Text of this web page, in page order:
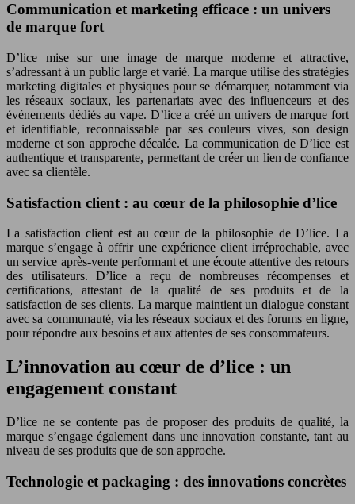
Communication et marketing efficace : un univers
de marque fort
D’lice mise sur une image de marque moderne et attractive,
s’adressant à un public large et varié. La marque utilise des stratégies
marketing digitales et physiques pour se démarquer, notamment via
les réseaux sociaux, les partenariats avec des influenceurs et des
événements dédiés au vape. D’lice a créé un univers de marque fort
et identifiable, reconnaissable par ses couleurs vives, son design
moderne et son approche décalée. La communication de D’lice est
authentique et transparente, permettant de créer un lien de confiance
avec sa clientèle.
Satisfaction client : au cœur de la philosophie d’lice
La satisfaction client est au cœur de la philosophie de D’lice. La
marque s’engage à offrir une expérience client irréprochable, avec
un service après-vente performant et une écoute attentive des retours
des utilisateurs. D’lice a reçu de nombreuses récompenses et
certifications, attestant de la qualité de ses produits et de la
satisfaction de ses clients. La marque maintient un dialogue constant
avec sa communauté, via les réseaux sociaux et des forums en ligne,
pour répondre aux besoins et aux attentes de ses consommateurs.
L’innovation au cœur de d’lice : un
engagement constant
D’lice ne se contente pas de proposer des produits de qualité, la
marque s’engage également dans une innovation constante, tant au
niveau de ses produits que de son approche.
Technologie et packaging : des innovations concrètes